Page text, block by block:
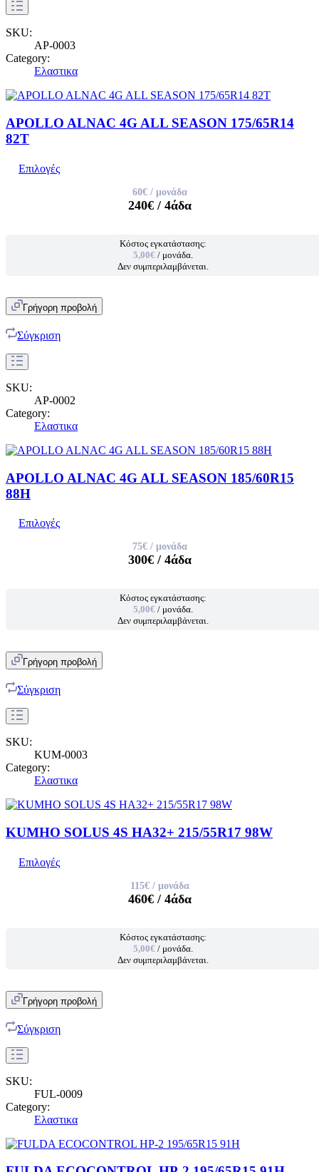
SKU:
AP-0003
Category:
Ελαστικα
APOLLO ALNAC 4G ALL SEASON 175/65R14
82T
Επιλογές
60€/ μονάδα
240€/ 4άδα
Κόστος εγκατάστασης:
5,00€ / μονάδα.
Δεν συμπεριλαμβάνεται.
Γρήγορη προβολή
Σύγκριση
SKU:
AP-0002
Category:
Ελαστικα
APOLLO ALNAC 4G ALL SEASON 185/60R15
88H
Επιλογές
75€/ μονάδα
300€/ 4άδα
Κόστος εγκατάστασης:
5,00€ / μονάδα.
Δεν συμπεριλαμβάνεται.
Γρήγορη προβολή
Σύγκριση
SKU:
KUM-0003
Category:
Ελαστικα
KUMHO SOLUS 4S HA32+ 215/55R17 98W
Επιλογές
115€/ μονάδα
460€/ 4άδα
Κόστος εγκατάστασης:
5,00€ / μονάδα.
Δεν συμπεριλαμβάνεται.
Γρήγορη προβολή
Σύγκριση
SKU:
FUL-0009
Category:
Ελαστικα